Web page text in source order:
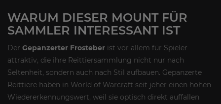
WARUM DIESER MOUNT FÜR
SAMMLER INTERESSANT IST
Der Gepanzerter Frosteber ist vor allem für Spieler
attraktiv, die ihre Reittiersammlung nicht nur nach
Seltenheit, sondern auch nach Stil aufbauen. Gepanzerte
Reittiere haben in World of Warcraft seit jeher einen hohen
Wiedererkennungswert, weil sie optisch direkt auffallen